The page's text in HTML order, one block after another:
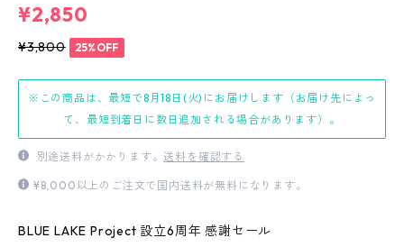
¥2,850
¥3,800 25%OFF
※この商品は、最短で8月18日(火)にお届けします（お届け先によっ
て、最短到着日に数日追加される場合があります）。
別途送料がかかります。送料を確認する
¥8,000以上のご注文で国内送料が無料になります。
BLUE LAKE Project 設立6周年 感謝セール